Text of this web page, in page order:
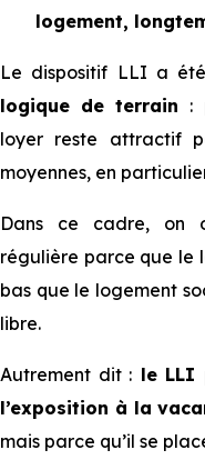
logement,
Le dispositif LLI a
logique de terrain :
loyer reste attractif
moyennes, en
Dans ce cadre, on
régulière parce que le
bas que le logement
libre.
Autrement dit : le LLI
l’exposition à la
mais parce qu’il se